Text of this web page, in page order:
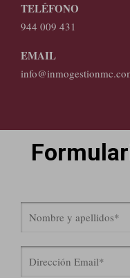
TELÉFONO
944 009 431
EMAIL